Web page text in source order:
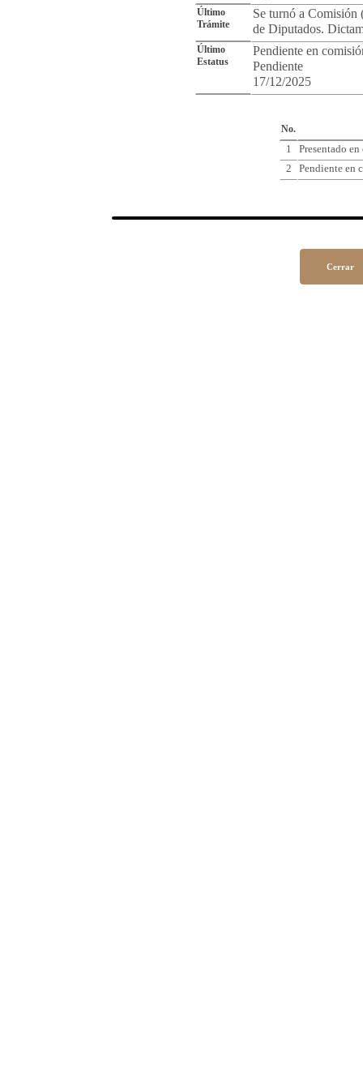
Último
Trámite
Se turnó a Comisión
de Diputados.
Último
Estatus
Pendiente en
Pendiente
17/12/2025
No.
1
Presentado
2
Pendiente en
Cerrar